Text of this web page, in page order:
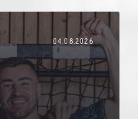
04.08.2026